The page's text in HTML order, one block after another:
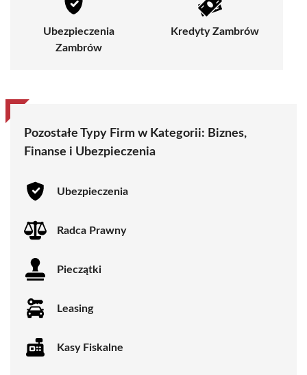
Ubezpieczenia
Zambrów
Kredyty Zambrów
Pozostałe Typy Firm w Kategorii: Biznes,
Finanse i Ubezpieczenia
Ubezpieczenia
Radca Prawny
Pieczątki
Leasing
Kasy Fiskalne